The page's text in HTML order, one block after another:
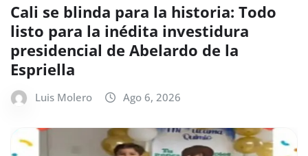
Cali se blinda para la historia: Todo
listo para la inédita investidura
presidencial de Abelardo de la
Espriella
Luis Molero Ago 6, 2026